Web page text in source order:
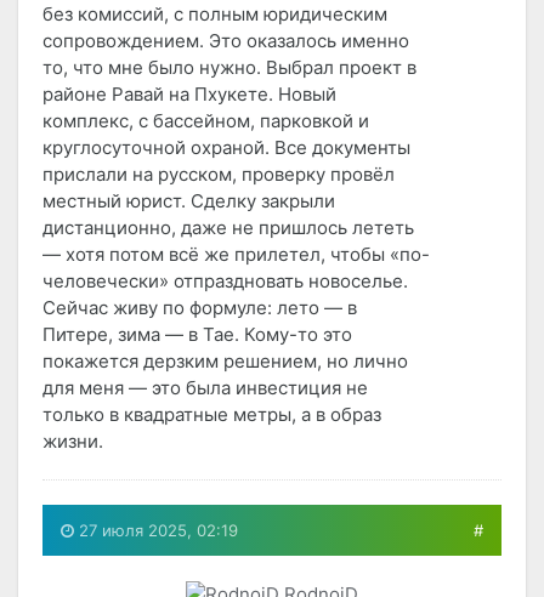
без комиссий, с полным юридическим
сопровождением. Это оказалось именно
то, что мне было нужно. Выбрал проект в
районе Равай на Пхукете. Новый
комплекс, с бассейном, парковкой и
круглосуточной охраной. Все документы
прислали на русском, проверку провёл
местный юрист. Сделку закрыли
дистанционно, даже не пришлось лететь
— хотя потом всё же прилетел, чтобы «по-
человечески» отпраздновать новоселье.
Сейчас живу по формуле: лето — в
Питере, зима — в Тае. Кому-то это
покажется дерзким решением, но лично
для меня — это была инвестиция не
только в квадратные метры, а в образ
жизни.
27 июля 2025, 02:19 #